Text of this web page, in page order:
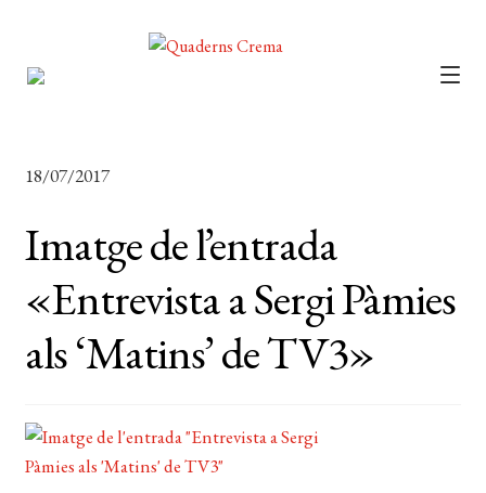
L’EDITORIAL
el
FOREIGN RIGHTS
DISTRIBUCIÓ
EL MEU COMPTE
18/07/2017
Imatge de l’entrada
«Entrevista a Sergi Pàmies
als ‘Matins’ de TV3»